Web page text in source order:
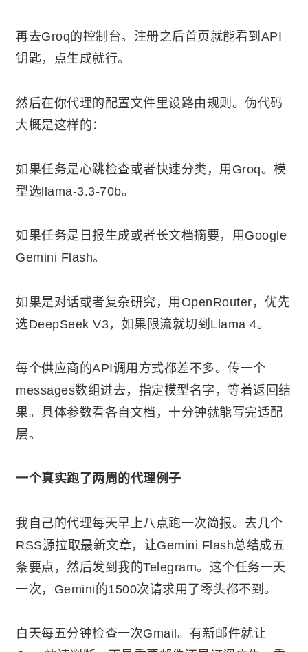
再去Groq的控制台。注册之后首页就能看到API
钥匙，点生成就行。
然后在你代理的配置文件里设路由规则。伪代码
大概是这样的：
如果任务是心跳检查或者快速分类，用Groq。模
型选llama-3.3-70b。
如果任务是日报生成或者长文档摘要，用Google
Gemini Flash。
如果是对话或者复杂研究，用OpenRouter，优先
选DeepSeek V3，如果限流就切到Llama 4。
每个供应商的API调用方式都差不多。传一个
messages数组进去，指定模型名字，等着返回结
果。具体参数看各自文档，十分钟就能写完适配
层。
一个真实跑了两周的代理例子
我自己的代理每天早上八点跑一次简报。去几个
RSS源拉取最新文章，让Gemini Flash总结成五
条要点，然后发到我的Telegram。这个任务一天
一次，Gemini的1500次请求用了零头都不到。
白天每五分钟检查一次Gmail。有新邮件就让